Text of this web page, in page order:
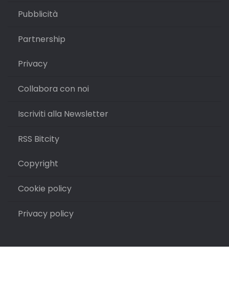
Pubblicità
Partnership
Privacy
Collabora con noi
Iscriviti alla Newsletter
RSS Bitcity
Copyright
Cookie policy
Privacy policy